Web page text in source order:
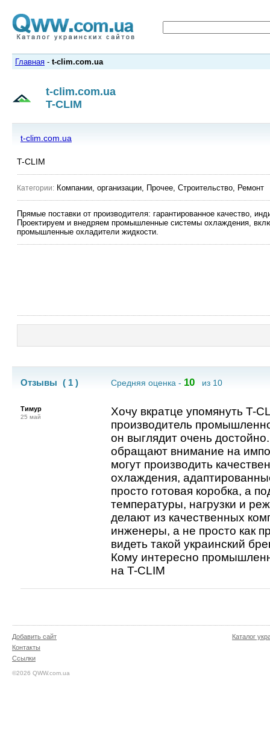
Главная - t-clim.com.ua
t-clim.com.ua
T-CLIM
t-clim.com.ua
T-CLIM
Категории: Компании, организации, Прочее, Строительство, Ремонт
Прямые поставки от производителя: гарантированное качество,
Проектируем и внедряем промышленные системы охлаждения,
промышленные охладители жидкости.
Отзывы ( 1 ) Средняя оценка - 10 из 10
Тимур
25 май
Хочу вкратце упомянуть T-
производитель
он выглядит очень
обращают внимание на
могут производить
охлаждения,
просто готовая коробка, а
температуры, нагрузки и
делают из качественных
инженеры, а не просто как
видеть такой украинский
Кому интересно
на T-CLIM
Добавить сайт
Контакты
Ссылки
©2026 QWW.com.ua
Каталог